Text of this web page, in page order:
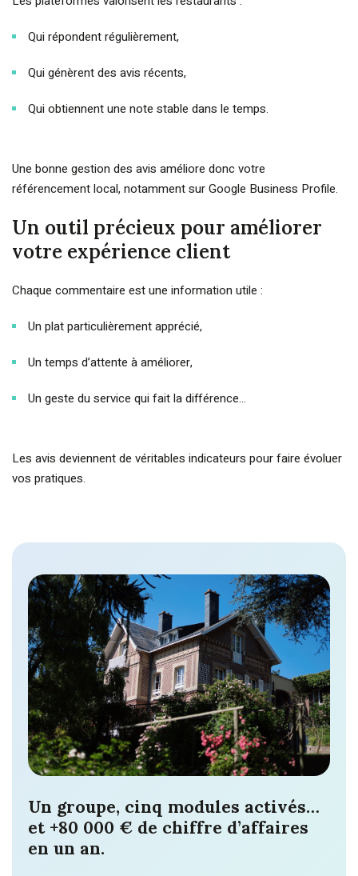
Qui répondent régulièrement,
Qui génèrent des avis récents,
Qui obtiennent une note stable dans le temps.
Une bonne gestion des avis améliore donc votre
référencement local, notamment sur Google Business Profile.
Un outil précieux pour améliorer
votre expérience client
Chaque commentaire est une information utile :
Un plat particulièrement apprécié,
Un temps d’attente à améliorer,
Un geste du service qui fait la différence…
Les avis deviennent de véritables indicateurs pour faire évoluer
vos pratiques.
Un groupe, cinq modules activés…
et +80 000 € de chiffre d’affaires
en un an.